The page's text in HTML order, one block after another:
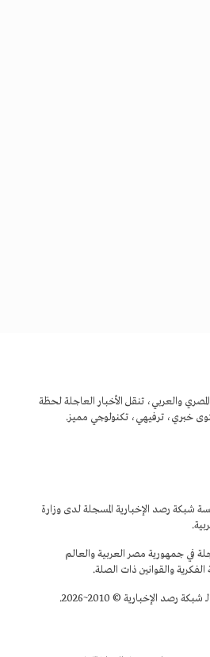
والعربي، تنقل الأخبار العاجلة لحظة
خبري، ترفيهي، تكنولوجي مميز.
شبكة رصد الإخبارية المسجلة لدى وزارة
في جمهورية مصر العربية والعالم
والقوانين ذات الصلة.
الإخبارية © 2010~2026.